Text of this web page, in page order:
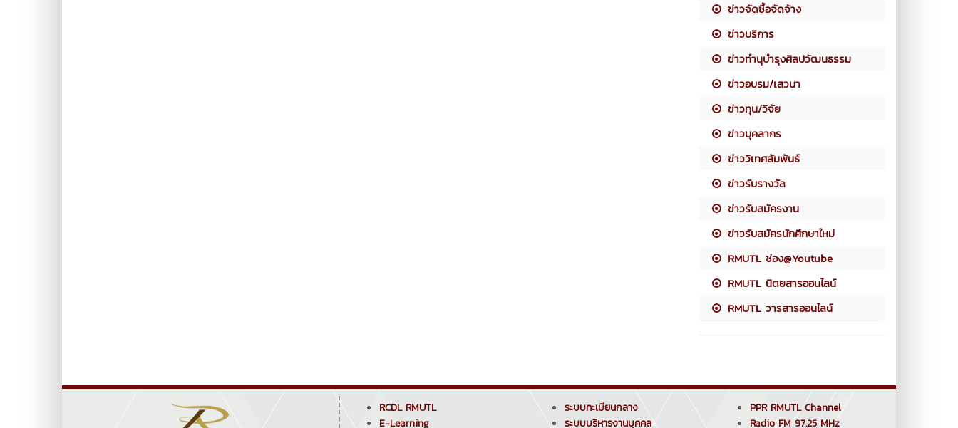
ข่าวจัดซื้อจัดจ้าง
ข่าวบริการ
ข่าวทำนุบำรุงศิลปวัฒนธรรม
ข่าวอบรม/เสวนา
ข่าวทุน/วิจัย
ข่าวบุคลากร
ข่าววิเทศสัมพันธ์
ข่าวรับรางวัล
ข่าวรับสมัครงาน
ข่าวรับสมัครนักศึกษาใหม่
RMUTL ช่อง@Youtube
RMUTL นิตยสารออนไลน์
RMUTL วารสารออนไลน์
RCDL RMUTL
E-Learning
ระบบทะเบียนกลาง
ระบบบริหารงานบุคคล
PPR RMUTL Channel
Radio FM 97.25 MHz